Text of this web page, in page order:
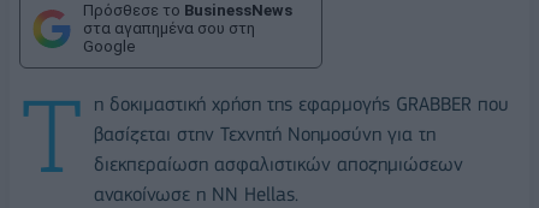
Πρόσθεσε το BusinessNews
στα αγαπημένα σου στη
Google
Τ
η δοκιμαστική χρήση της εφαρμογής GRABBER που
βασίζεται στην Τεχνητή Νοημοσύνη για τη
διεκπεραίωση ασφαλιστικών αποζημιώσεων
ανακοίνωσε η NN Hellas.